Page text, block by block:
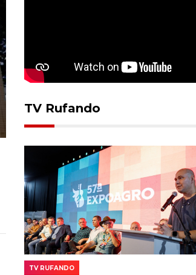
TV Rufando
TV RUFANDO